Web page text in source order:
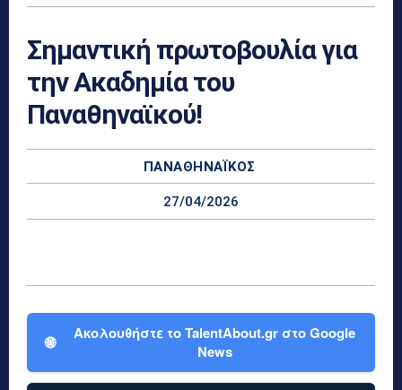
Σημαντική πρωτοβουλία για
την Ακαδημία του
Παναθηναϊκού!
ΠΑΝΑΘΗΝΑΪΚΌΣ
27/04/2026
🌐
Ακολουθήστε το TalentAbout.gr στο Google
News